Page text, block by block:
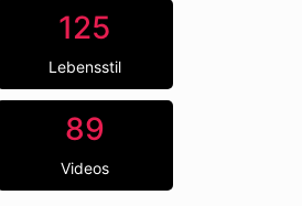
125
Lebensstil
89
Videos